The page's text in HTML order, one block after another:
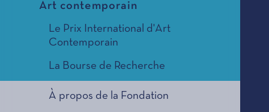
Art contemporain
Le Prix International d'Art
Contemporain
La Bourse de Recherche
À propos de la Fondation